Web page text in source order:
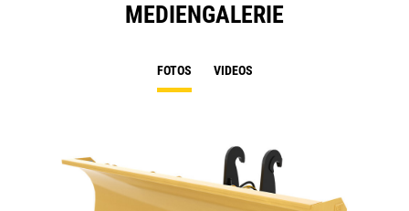
MEDIENGALERIE
FOTOS VIDEOS